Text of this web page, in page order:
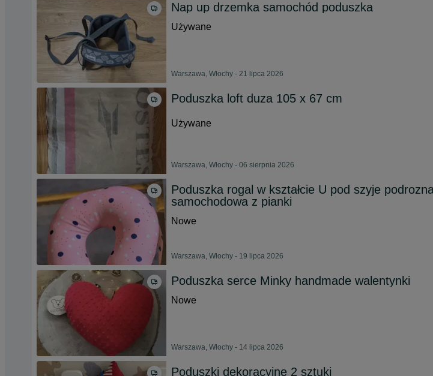
Nap up drzemka samochód poduszka
Używane
Warszawa, Włochy - 21 lipca 2026
Poduszka loft duza 105 x 67 cm
Używane
Warszawa, Włochy - 06 sierpnia 2026
Poduszka rogal w kształcie U pod szyje
samochodowa z pianki
Nowe
Warszawa, Włochy - 19 lipca 2026
Poduszka serce Minky handmade walentynki
Nowe
Warszawa, Włochy - 14 lipca 2026
Poduszki dekoracyjne 2 sztuki